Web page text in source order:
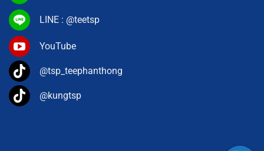
LINE : @teetsp
YouTube
@tsp_teephanthong
@kungtsp